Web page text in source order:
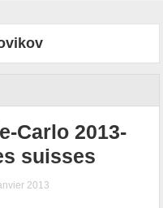
Carlo 2013-
suisses
2013